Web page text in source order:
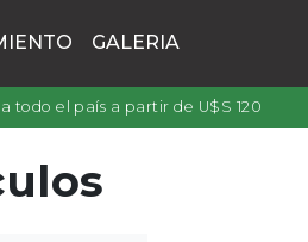
GALERIA
todo el país a partir de U$S 120